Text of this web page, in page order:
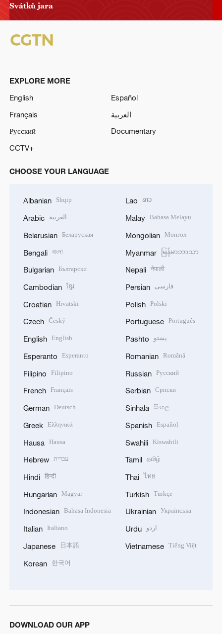
Svátků jara
EXPLORE MORE
English
Español
Français
العربية
Русский
Documentary
CCTV+
CHOOSE YOUR LANGUAGE
Albanian Shqip
Arabic العربية
Belarusian Беларуская
Bengali বাংলা
Bulgarian Български
Cambodian ខ្មែរ
Croatian Hrvatski
Czech Český
English English
Esperanto Esperanto
Filipino Filipino
French Français
German Deutsch
Greek Ελληνικά
Hausa Hausa
Hebrew עברית
Hindi हिन्दी
Hungarian Magyar
Indonesian Bahasa Indonesia
Italian Italiano
Japanese 日本語
Korean 한국어
Lao ລາວ
Malay Bahasa Melayu
Mongolian Монгол
Myanmar မြန်မာဘာသာ
Nepali नेपाली
Persian فارسی
Polish Polski
Portuguese Português
Pashto پښتو
Romanian Română
Russian Русский
Serbian Српски
Sinhala සිංහල
Spanish Español
Swahili Kiswahili
Tamil தமிழ்
Thai ไทย
Turkish Türkçe
Ukrainian Українська
Urdu اردو
Vietnamese Tiếng Việt
DOWNLOAD OUR APP